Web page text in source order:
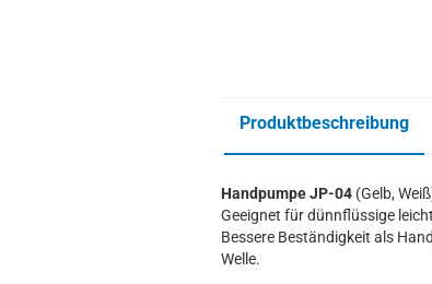
Produktbeschreibung
Handpumpe JP-04 (Gelb,
Geeignet für dünnflüssige
Bessere Beständigkeit als
Welle.